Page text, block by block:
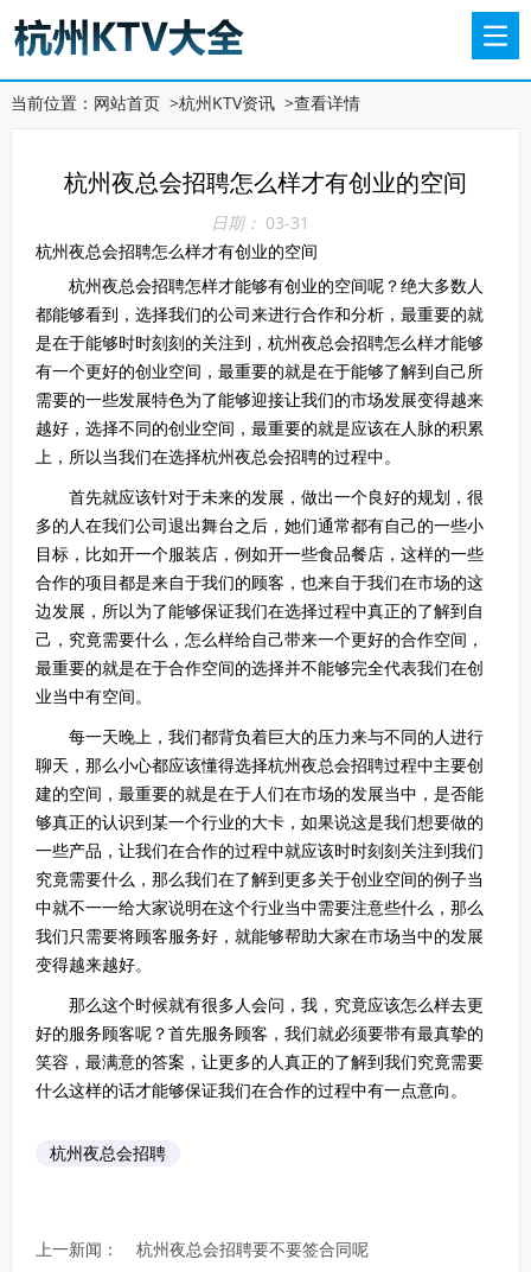
当前位置： 网站首页>杭州KTV资讯>查看详情
杭州夜总会招聘怎么样才有创业的空间
日期： 03-31
杭州夜总会招聘怎么样才有创业的空间
杭州夜总会招聘怎样才能够有创业的空间呢？绝大多数人
都能够看到，选择我们的公司来进行合作和分析，最重要的就
是在于能够时时刻刻的关注到，杭州夜总会招聘怎么样才能够
有一个更好的创业空间，最重要的就是在于能够了解到自己所
需要的一些发展特色为了能够迎接让我们的市场发展变得越来
越好，选择不同的创业空间，最重要的就是应该在人脉的积累
上，所以当我们在选择杭州夜总会招聘的过程中。
首先就应该针对于未来的发展，做出一个良好的规划，很
多的人在我们公司退出舞台之后，她们通常都有自己的一些小
目标，比如开一个服装店，例如开一些食品餐店，这样的一些
合作的项目都是来自于我们的顾客，也来自于我们在市场的这
边发展，所以为了能够保证我们在选择过程中真正的了解到自
己，究竟需要什么，怎么样给自己带来一个更好的合作空间，
最重要的就是在于合作空间的选择并不能够完全代表我们在创
业当中有空间。
每一天晚上，我们都背负着巨大的压力来与不同的人进行
聊天，那么小心都应该懂得选择杭州夜总会招聘过程中主要创
建的空间，最重要的就是在于人们在市场的发展当中，是否能
够真正的认识到某一个行业的大卡，如果说这是我们想要做的
一些产品，让我们在合作的过程中就应该时时刻刻关注到我们
究竟需要什么，那么我们在了解到更多关于创业空间的例子当
中就不一一给大家说明在这个行业当中需要注意些什么，那么
我们只需要将顾客服务好，就能够帮助大家在市场当中的发展
变得越来越好。
那么这个时候就有很多人会问，我，究竟应该怎么样去更
好的服务顾客呢？首先服务顾客，我们就必须要带有最真挚的
笑容，最满意的答案，让更多的人真正的了解到我们究竟需要
什么这样的话才能够保证我们在合作的过程中有一点意向。
杭州夜总会招聘
上一新闻： 杭州夜总会招聘要不要签合同呢